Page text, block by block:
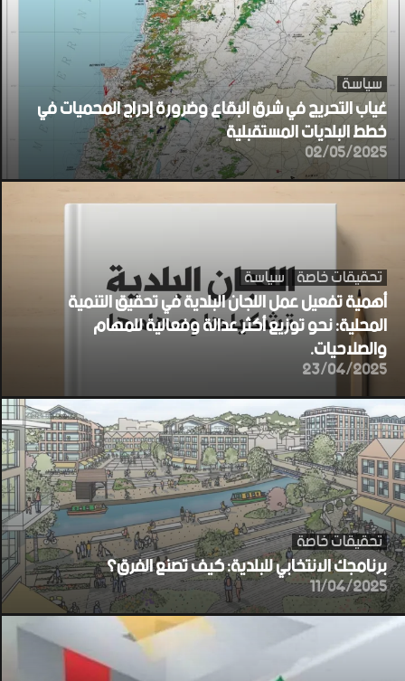
سياسة
غياب التحريج في شرق البقاع وضرورة إدراج المحميات في
خطط البلديات المستقبلية
02/05/2025
تحقيقات خاصة سياسة
أهمية تفعيل عمل اللجان البلدية في تحقيق التنمية
المحلية: نحو توزيع أكثر عدالة وفعالية للمهام
والصلاحيات.
23/04/2025
تحقيقات خاصة
برنامجك الانتخابي للبلدية: كيف تصنع الفرق؟
11/04/2025